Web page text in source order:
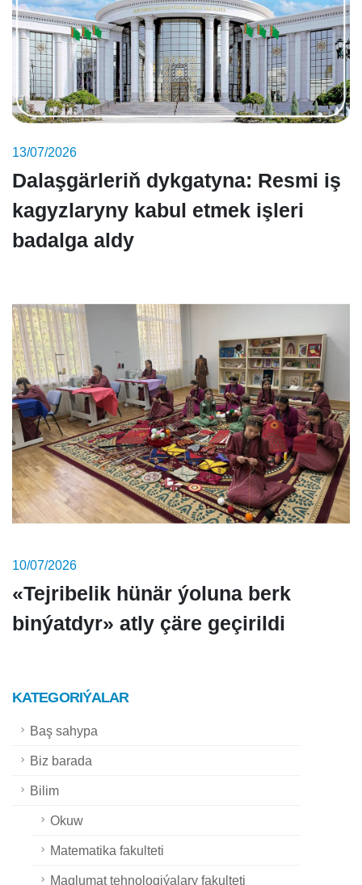
13/07/2026
Dalaşgärleriň dykgatyna: Resmi iş
kagyzlaryny kabul etmek işleri
badalga aldy
10/07/2026
«Tejribelik hünär ýoluna berk
binýatdyr» atly çäre geçirildi
KATEGORIÝALAR
Baş sahypa
Biz barada
Bilim
Okuw
Matematika fakulteti
Maglumat tehnologiýalary fakulteti